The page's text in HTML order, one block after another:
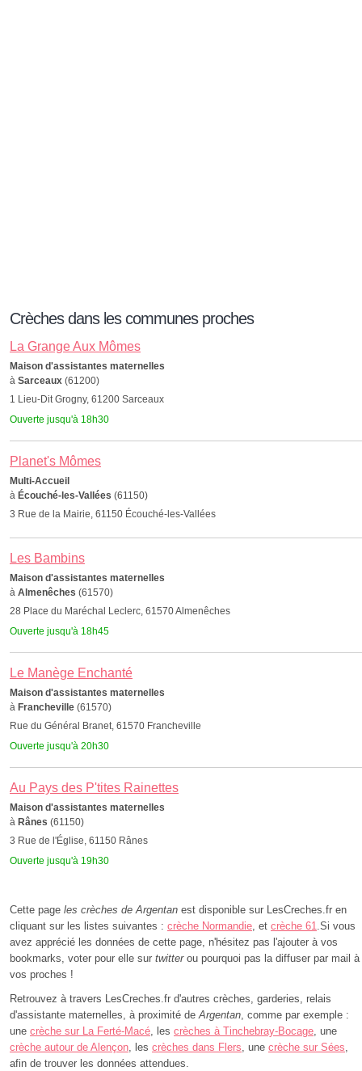
Crèches dans les communes proches
La Grange Aux Mômes
Maison d'assistantes maternelles
à Sarceaux (61200)
1 Lieu-Dit Grogny, 61200 Sarceaux
Ouverte jusqu'à 18h30
Planet's Mômes
Multi-Accueil
à Écouché-les-Vallées (61150)
3 Rue de la Mairie, 61150 Écouché-les-Vallées
Les Bambins
Maison d'assistantes maternelles
à Almenêches (61570)
28 Place du Maréchal Leclerc, 61570 Almenêches
Ouverte jusqu'à 18h45
Le Manège Enchanté
Maison d'assistantes maternelles
à Francheville (61570)
Rue du Général Branet, 61570 Francheville
Ouverte jusqu'à 20h30
Au Pays des P'tites Rainettes
Maison d'assistantes maternelles
à Rânes (61150)
3 Rue de l'Église, 61150 Rânes
Ouverte jusqu'à 19h30
Cette page les crèches de Argentan est disponible sur LesCreches.fr en
cliquant sur les listes suivantes : crèche Normandie, et crèche 61.Si vous
avez apprécié les données de cette page, n'hésitez pas l'ajouter à vos
bookmarks, voter pour elle sur twitterou pourquoi pas la diffuser par mail à
vos proches !
Retrouvez à travers LesCreches.fr d'autres crèches, garderies, relais
d'assistante maternelles, à proximité deArgentan, comme par exemple :
une crèche sur La Ferté-Macé, les crèches à Tinchebray-Bocage, une
crèche autour de Alençon, les crèches dans Flers, une crèche sur Sées,
afin de trouver les données attendues.